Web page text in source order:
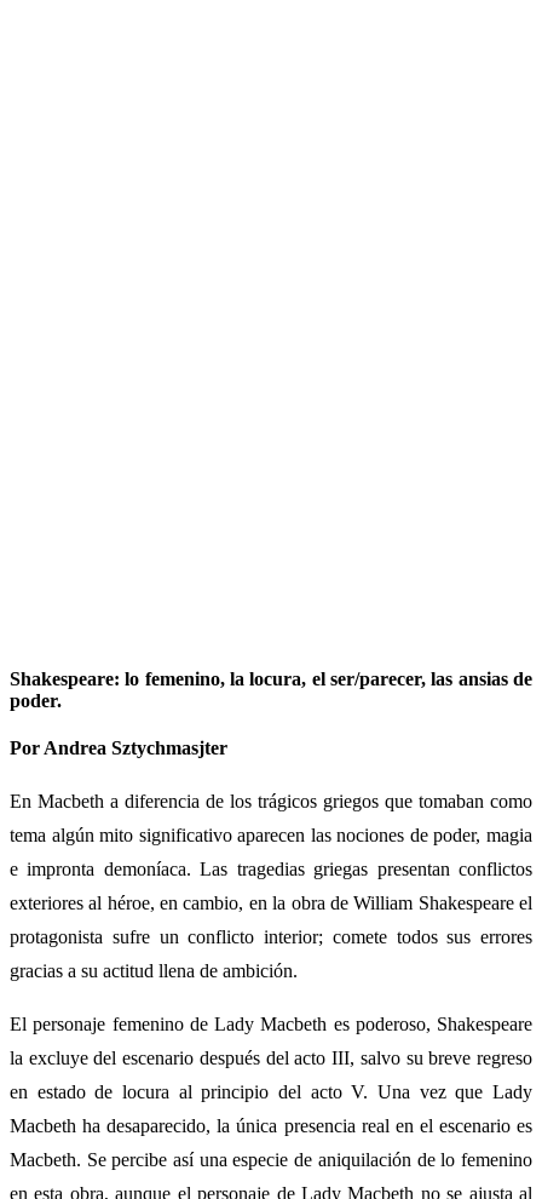
Shakespeare: lo femenino, la locura, el ser/parecer, las ansias de
poder.
Por Andrea Sztychmasjter
En Macbeth a diferencia de los trágicos griegos que tomaban como
tema algún mito significativo aparecen las nociones de poder, magia
e impronta demoníaca. Las tragedias griegas presentan conflictos
exteriores al héroe, en cambio, en la obra de William Shakespeare el
protagonista sufre un conflicto interior; comete todos sus errores
gracias a su actitud llena de ambición.
El personaje femenino de Lady Macbeth es poderoso, Shakespeare
la excluye del escenario después del acto III, salvo su breve regreso
en estado de locura al principio del acto V. Una vez que Lady
Macbeth ha desaparecido, la única presencia real en el escenario es
Macbeth. Se percibe así una especie de aniquilación de lo femenino
en esta obra, aunque el personaje de Lady Macbeth no se ajusta al